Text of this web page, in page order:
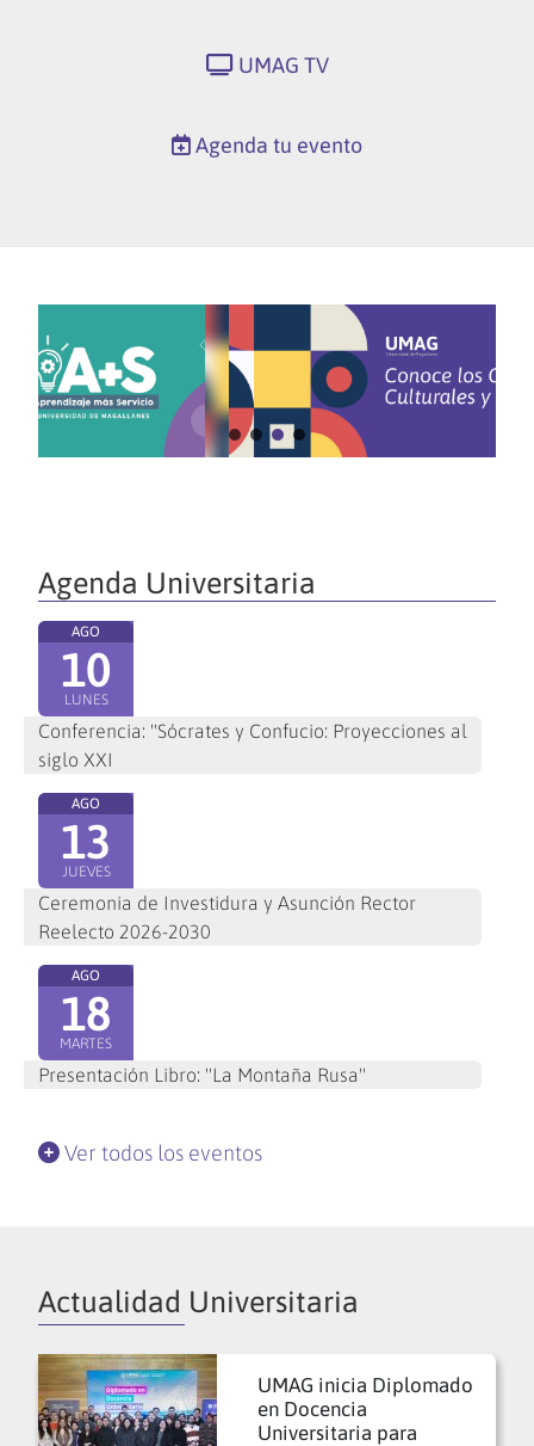
UMAG TV
Agenda tu evento
Agenda Universitaria
AGO
10
LUNES
Conferencia: "Sócrates y Confucio: Proyecciones al
siglo XXI
AGO
13
JUEVES
Ceremonia de Investidura y Asunción Rector
Reelecto 2026-2030
AGO
18
MARTES
Presentación Libro: "La Montaña Rusa"
Ver todos los eventos
Actualidad Universitaria
UMAG inicia Diplomado
en Docencia
Universitaria para